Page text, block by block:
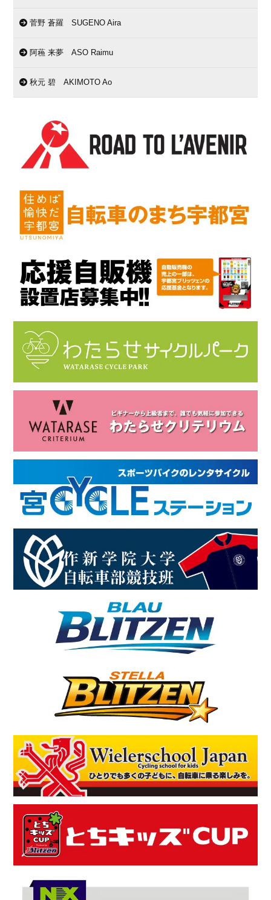
菅野 蒼羅 SUGENO Aira
阿蘓 来夢 ASO Raimu
秋元 碧 AKIMOTO Ao